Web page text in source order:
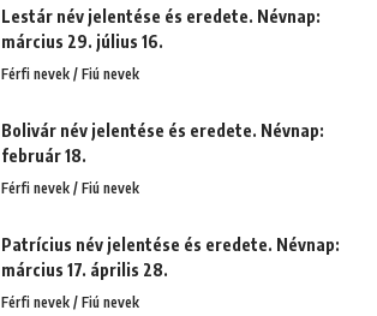
Lestár név jelentése és eredete. Névnap:
március 29. július 16.
Férfi nevek / Fiú nevek
Bolivár név jelentése és eredete. Névnap:
február 18.
Férfi nevek / Fiú nevek
Patrícius név jelentése és eredete. Névnap:
március 17. április 28.
Férfi nevek / Fiú nevek